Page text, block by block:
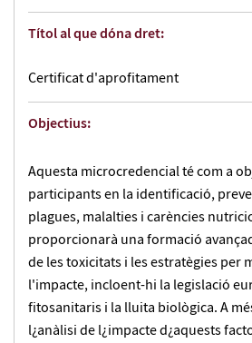
Títol al que dóna dret:
Certificat d'aprofitament
Objectius:
Aquesta microcredencial té com a
participants en la identificació,
plagues, malalties i carències
proporcionarà una formació
de les toxicitats i les estratègies per
l'impacte, incloent-hi la legislació
fitosanitaris i la lluita biològica. A
l¿anàlisi de l¿impacte d¿aquests